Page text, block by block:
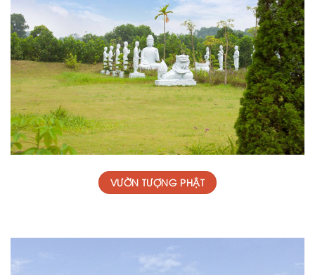
VƯỜN TƯỢNG PHẬT